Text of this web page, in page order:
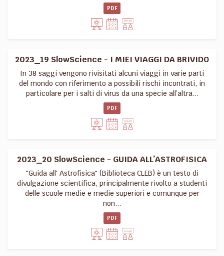
PDF
2023_19 SlowScience - I MIEI VIAGGI DA BRIVIDO
In 38 saggi vengono rivisitati alcuni viaggi in varie parti
del mondo con riferimento a possibili rischi incontrati, in
particolare per i salti di virus da una specie all’altra...
PDF
2023_20 SlowScience - GUIDA ALL’ASTROFISICA
"Guida all' Astrofisica" (Biblioteca CLEB) è un testo di
divulgazione scientifica, principalmente rivolto a studenti
delle scuole medie e medie superiori e comunque per
non...
PDF